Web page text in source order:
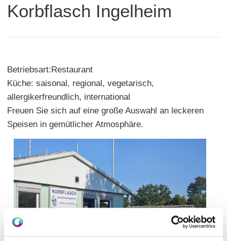
Korbflasch Ingelheim
Betriebsart:Restaurant
Küche: saisonal, regional, vegetarisch,
allergikerfreundlich, international
Freuen Sie sich auf eine große Auswahl an leckeren
Speisen in gemütlicher Atmosphäre.